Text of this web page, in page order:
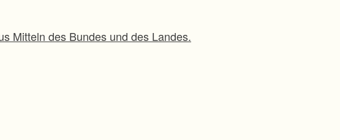
Mitteln des Bundes und des Landes.